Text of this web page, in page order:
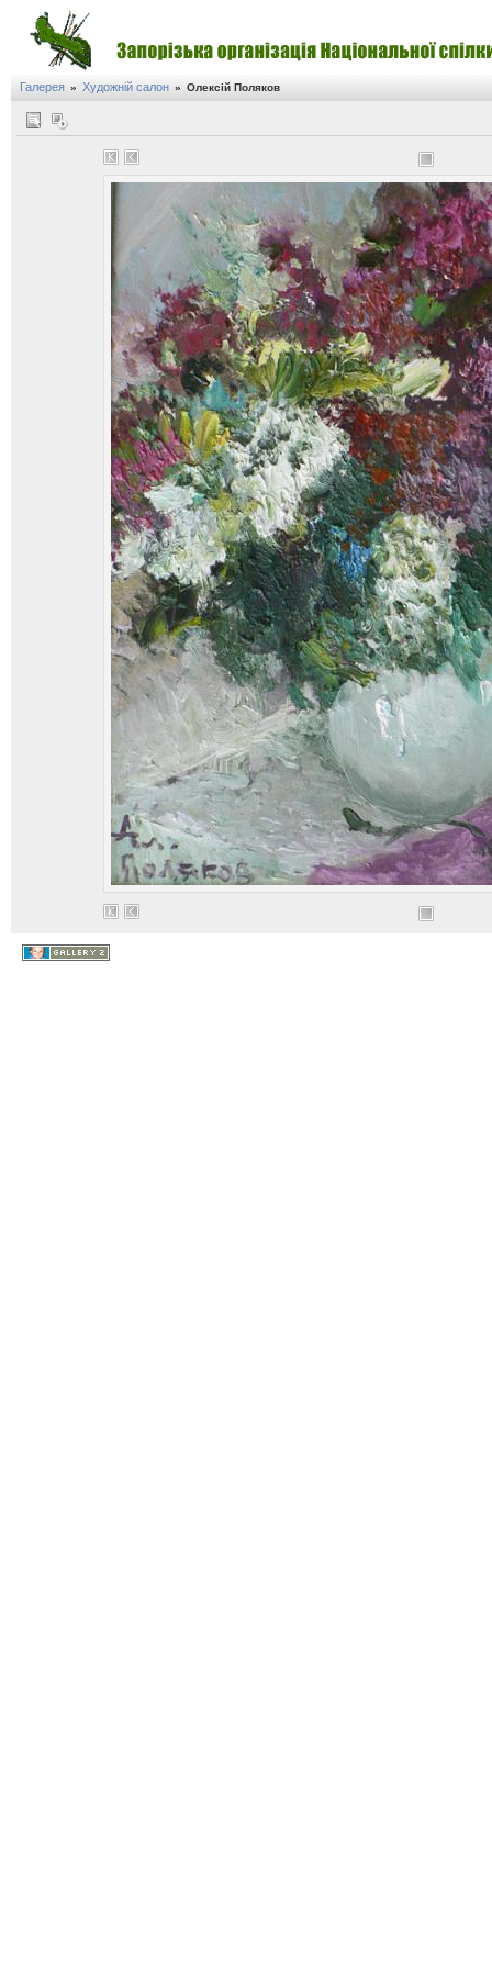
Галерея » Художній салон » Олексій Поляков